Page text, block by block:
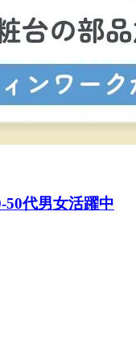
50代男女活躍中